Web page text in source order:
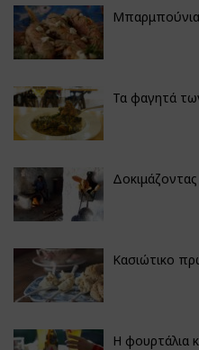
Μπαρμπούνια
Τα φαγητά
Δοκιμάζοντας
Κασιώτικο
Η φουρτάλια